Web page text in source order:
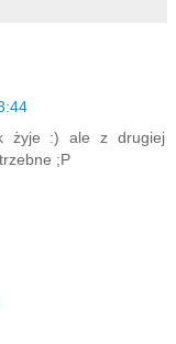
żyje :) ale z drugiej
;P